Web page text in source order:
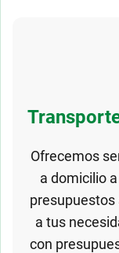
Ofrecemos
a domicilio a
presupuestos
a tus
con